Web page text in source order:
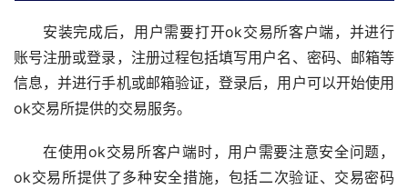
安装完成后，用户需要打开ok交易所客户端，并进行
账号注册或登录，注册过程包括填写用户名、密码、邮箱等
信息，并进行手机或邮箱验证，登录后，用户可以开始使用
ok交易所提供的交易服务。
在使用ok交易所客户端时，用户需要注意安全问题，
ok交易所提供了多种安全措施，包括二次验证、交易密码